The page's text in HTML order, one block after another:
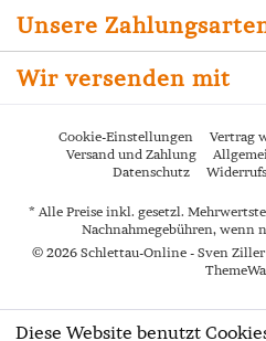
Unsere
Wir versenden mit
Cookie-Einstellungen Vertrag
Versand und Zahlung
Datenschutz
* Alle Preise inkl. gesetzl.
Nachnahmegebühren, wenn
© 2026 Schlettau-Online - Sven
Diese Website benutzt